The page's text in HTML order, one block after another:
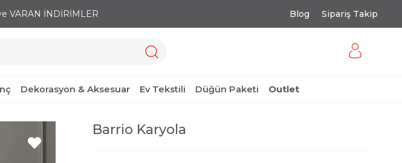
VARAN İNDİRİMLER Blog Sipariş Takip
Dekorasyon & Aksesuar Ev Tekstili Düğün Paketi Outlet
Barrio Karyola